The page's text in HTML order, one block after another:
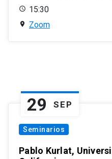
15:30
Zoom
29 SEP
Seminarios
Pablo Kurlat,